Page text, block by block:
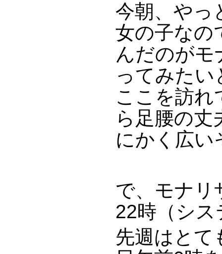
今朝、やっ
女の子なの
んだのがモ
ってみたい
ここを訪れ
ら足腰の
にかく広い
で、モナリ
22時（シ
先週はとて